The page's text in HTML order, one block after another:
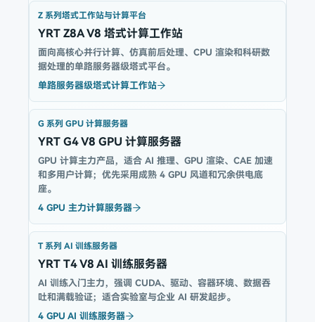
Z 系列塔式工作站与计算平台
YRT Z8A V8 塔式计算工作站
面向高核心并行计算、仿真前后处理、CPU 渲染和科研数
据处理的单路服务器级塔式平台。
单路服务器级塔式计算工作站
G 系列 GPU 计算服务器
YRT G4 V8 GPU 计算服务器
GPU 计算主力产品，适合 AI 推理、GPU 渲染、CAE 加速
和多用户计算；优先采用成熟 4 GPU 风道和冗余供电底
座。
4 GPU 主力计算服务器
T 系列 AI 训练服务器
YRT T4 V8 AI 训练服务器
AI 训练入门主力，强调 CUDA、驱动、容器环境、数据吞
吐和满载验证；适合实验室与企业 AI 研发起步。
4 GPU AI 训练服务器